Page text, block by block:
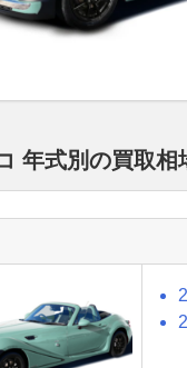
年式別の買取相